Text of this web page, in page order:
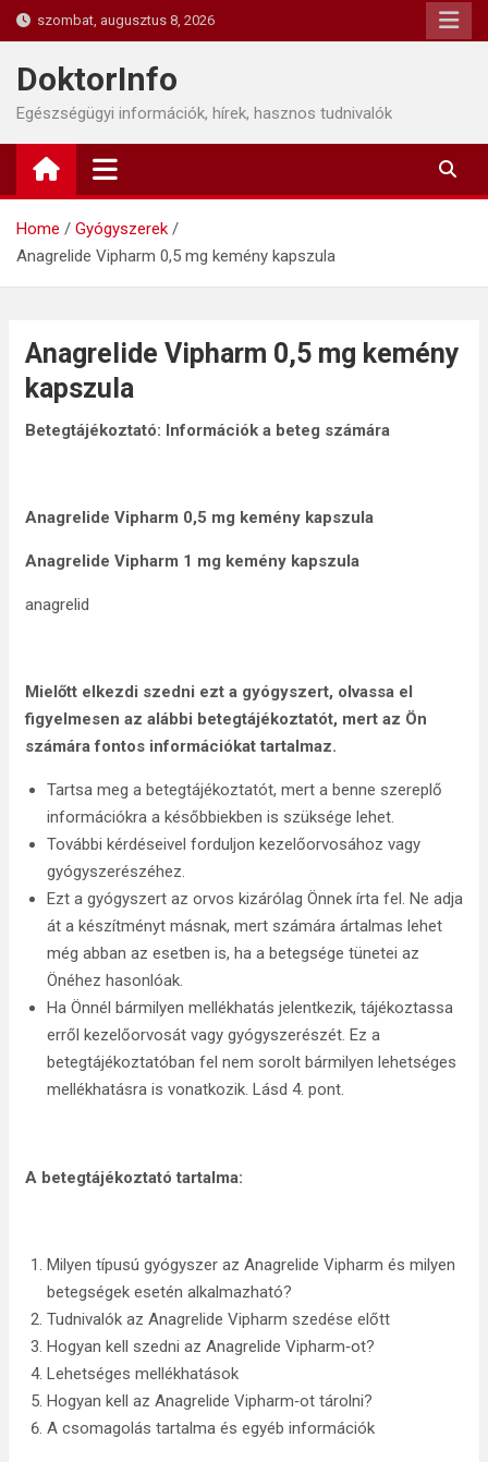
Skip
to
content
szombat, augusztus 8, 2026
DoktorInfo
Egészségügyi információk, hírek, hasznos tudnivalók
Home
Gyógyszerek
Anagrelide Vipharm 0,5 mg kemény kapszula
Anagrelide Vipharm 0,5 mg kemény
kapszula
Betegtájékoztató: Információk a beteg számára
Anagrelide Vipharm 0,5 mg kemény kapszula
Anagrelide Vipharm 1 mg kemény kapszula
anagrelid
Mielőtt elkezdi szedni ezt a gyógyszert, olvassa el
figyelmesen az alábbi betegtájékoztatót, mert az Ön
számára fontos információkat tartalmaz.
Tartsa meg a betegtájékoztatót, mert a benne szereplő
információkra a későbbiekben is szüksége lehet.
További kérdéseivel forduljon kezelőorvosához vagy
gyógyszerészéhez.
Ezt a gyógyszert az orvos kizárólag Önnek írta fel. Ne adja
át a készítményt másnak, mert számára ártalmas lehet
még abban az esetben is, ha a betegsége tünetei az
Önéhez hasonlóak.
Ha Önnél bármilyen mellékhatás jelentkezik, tájékoztassa
erről kezelőorvosát vagy gyógyszerészét. Ez a
betegtájékoztatóban fel nem sorolt bármilyen lehetséges
mellékhatásra is vonatkozik. Lásd 4. pont.
A betegtájékoztató tartalma:
Milyen típusú gyógyszer az Anagrelide Vipharm és milyen
betegségek esetén alkalmazható?
Tudnivalók az Anagrelide Vipharm szedése előtt
Hogyan kell szedni az Anagrelide Vipharm‑ot?
Lehetséges mellékhatások
Hogyan kell az Anagrelide Vipharm‑ot tárolni?
A csomagolás tartalma és egyéb információk